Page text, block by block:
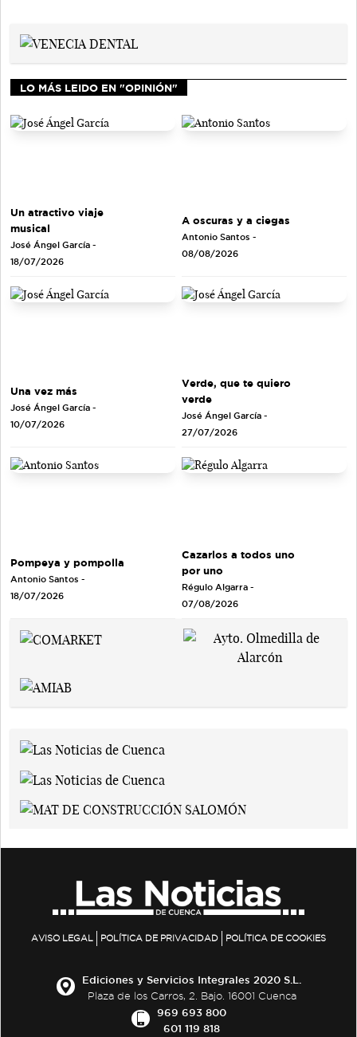
LO MÁS LEIDO EN "OPINIÓN"
Un atractivo viaje
musical
José Ángel García -
18/07/2026
A oscuras y a ciegas
Antonio Santos -
08/08/2026
Una vez más
José Ángel García -
10/07/2026
Verde, que te quiero
verde
José Ángel García -
27/07/2026
Pompeya y pompolla
Antonio Santos -
18/07/2026
Cazarlos a todos uno
por uno
Régulo Algarra -
07/08/2026
AVISO LEGAL POLÍTICA DE PRIVACIDAD POLÍTICA DE COOKIES
Ediciones y Servicios Integrales 2020 S.L.
Plaza de los Carros, 2. Bajo. 16001 Cuenca
969 693 800
601 119 818